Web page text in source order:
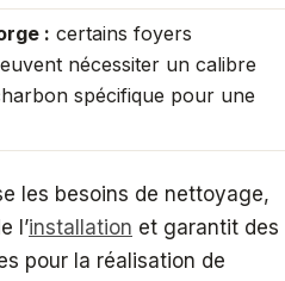
: certains foyers
nécessiter un calibre
spécifique pour une
les besoins de nettoyage,
l’installation et garantit des
pour la réalisation de